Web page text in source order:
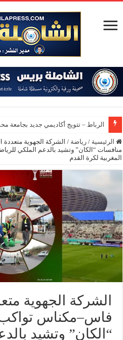
الرباط – تتويج أكاديمي جديد بجامعة
الرئيسية / رياضة / الشركة الجهوية
منافسات “الكان” وتشيد بالدعم الملكي
المغربية لكرة القدم
الشركة الجهوية
فاس–مكناس
“الكان” وتشيد